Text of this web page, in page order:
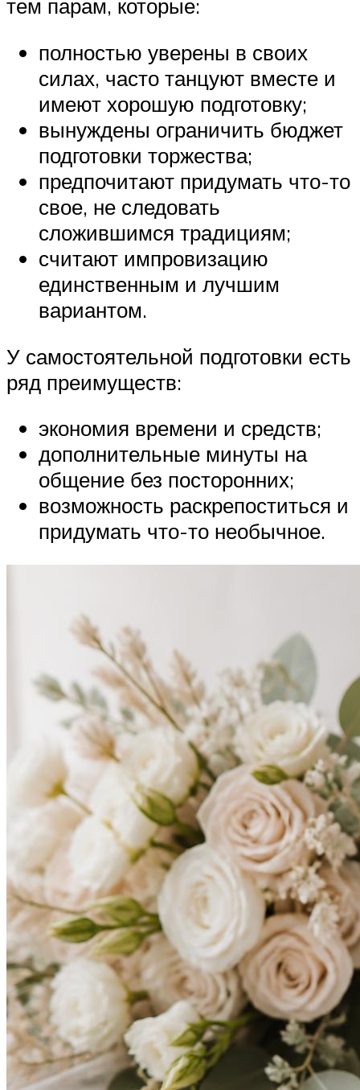
тем парам, которые:
полностью уверены в своих
силах, часто танцуют вместе и
имеют хорошую подготовку;
вынуждены ограничить бюджет
подготовки торжества;
предпочитают придумать что-то
свое, не следовать
сложившимся традициям;
считают импровизацию
единственным и лучшим
вариантом.
У самостоятельной подготовки есть
ряд преимуществ:
экономия времени и средств;
дополнительные минуты на
общение без посторонних;
возможность раскрепоститься и
придумать что-то необычное.